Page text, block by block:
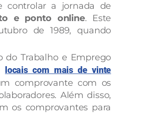
controlar a jornada de
e ponto online. Este
de 1989, quando
do Trabalho e Emprego
locais com mais de vinte
comprovante com os
Além disso,
os comprovantes para